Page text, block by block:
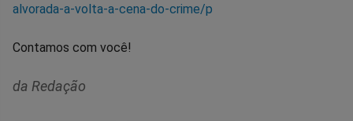
alvorada-a-volta-a-cena-do-crime/p
Contamos com você!
da Redação